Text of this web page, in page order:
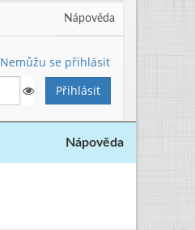
Nápověda
Nemůžu se přihlásit
Nápověda